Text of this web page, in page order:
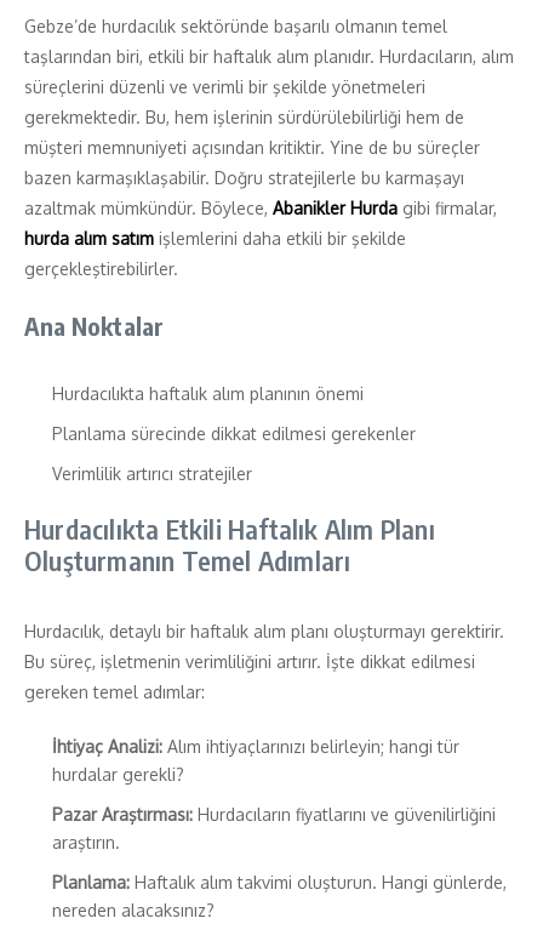
Gebze’de hurdacılık sektöründe başarılı olmanın temel
taşlarından biri, etkili bir haftalık alım planıdır. Hurdacıların, alım
süreçlerini düzenli ve verimli bir şekilde yönetmeleri
gerekmektedir. Bu, hem işlerinin sürdürülebilirliği hem de
müşteri memnuniyeti açısından kritiktir. Yine de bu süreçler
bazen karmaşıklaşabilir. Doğru stratejilerle bu karmaşayı
azaltmak mümkündür. Böylece, Abanikler Hurda gibi firmalar,
hurda alım satım işlemlerini daha etkili bir şekilde
gerçekleştirebilirler.
Ana Noktalar
Hurdacılıkta haftalık alım planının önemi
Planlama sürecinde dikkat edilmesi gerekenler
Verimlilik artırıcı stratejiler
Hurdacılıkta Etkili Haftalık Alım Planı
Oluşturmanın Temel Adımları
Hurdacılık, detaylı bir haftalık alım planı oluşturmayı gerektirir.
Bu süreç, işletmenin verimliliğini artırır. İşte dikkat edilmesi
gereken temel adımlar:
İhtiyaç Analizi: Alım ihtiyaçlarınızı belirleyin; hangi tür
hurdalar gerekli?
Pazar Araştırması: Hurdacıların fiyatlarını ve güvenilirliğini
araştırın.
Planlama: Haftalık alım takvimi oluşturun. Hangi günlerde,
nereden alacaksınız?